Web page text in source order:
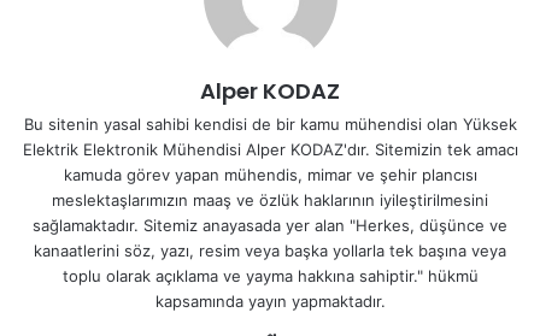
Alper KODAZ
Bu sitenin yasal sahibi kendisi de bir kamu mühendisi olan Yüksek
Elektrik Elektronik Mühendisi Alper KODAZ'dır. Sitemizin tek amacı
kamuda görev yapan mühendis, mimar ve şehir plancısı
meslektaşlarımızın maaş ve özlük haklarının iyileştirilmesini
sağlamaktadır. Sitemiz anayasada yer alan "Herkes, düşünce ve
kanaatlerini söz, yazı, resim veya başka yollarla tek başına veya
toplu olarak açıklama ve yayma hakkına sahiptir." hükmü
kapsamında yayın yapmaktadır.